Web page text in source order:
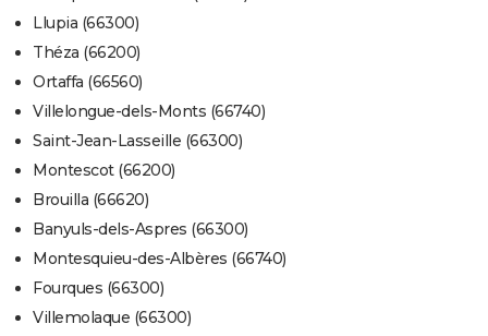
Llupia (66300)
Théza (66200)
Ortaffa (66560)
Villelongue-dels-Monts (66740)
Saint-Jean-Lasseille (66300)
Montescot (66200)
Brouilla (66620)
Banyuls-dels-Aspres (66300)
Montesquieu-des-Albères (66740)
Fourques (66300)
Villemolaque (66300)